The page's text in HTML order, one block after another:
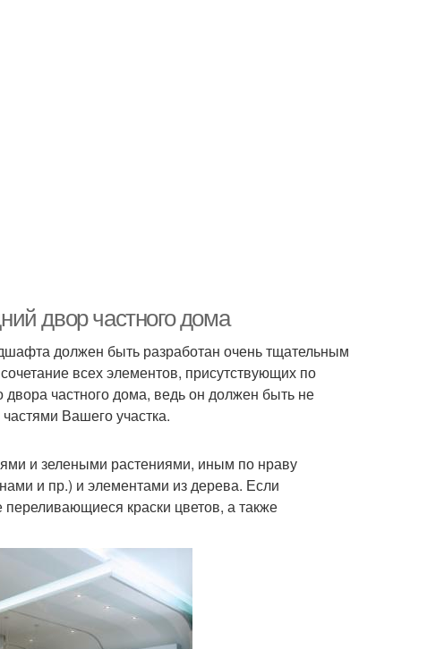
двор частного дома
должен быть разработан очень тщательным
всех элементов, присутствующих по
частного дома, ведь он должен быть не
Вашего участка.
и зелеными растениями, иным по нраву
и пр.) и элементами из дерева. Если
краски цветов, а также